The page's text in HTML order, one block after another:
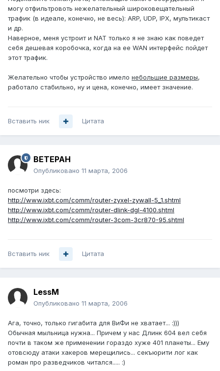
могу отфильтровоть нежелательный широковещательный
трафик (в идеале, конечно, не весь): ARP, UDP, IPX, мультикаст
и др.
Наверное, меня устроит и NAT только я не знаю как поведет
себя дешевая коробочка, когда на ее WAN интерфейс пойдет
этот трафик.
Желательно чтобы устройство имело небольшие размеры,
работало стабильно, ну и цена, конечно, имеет значение.
Вставить ник Цитата
BETEPAH
Опубликовано 11 марта, 2006
посмотри здесь:
http://www.ixbt.com/comm/router-zyxel-zywall-5_1.shtml
http://www.ixbt.com/comm/router-dlink-dgl-4100.shtml
http://www.ixbt.com/comm/router-3com-3cr870-95.shtml
Вставить ник Цитата
LessM
Опубликовано 11 марта, 2006
Ага, точно, только гигабита для ВиФи не хватает... :)))
Обычная мыльница нужна... Причем у нас Длинк 604 вел себя
почти в таком же применении гораздо хуже 401 планеты... Ему
отовсюду атаки хакеров мерещились... секъюрити лог как
роман про разведчиков читался..... :)